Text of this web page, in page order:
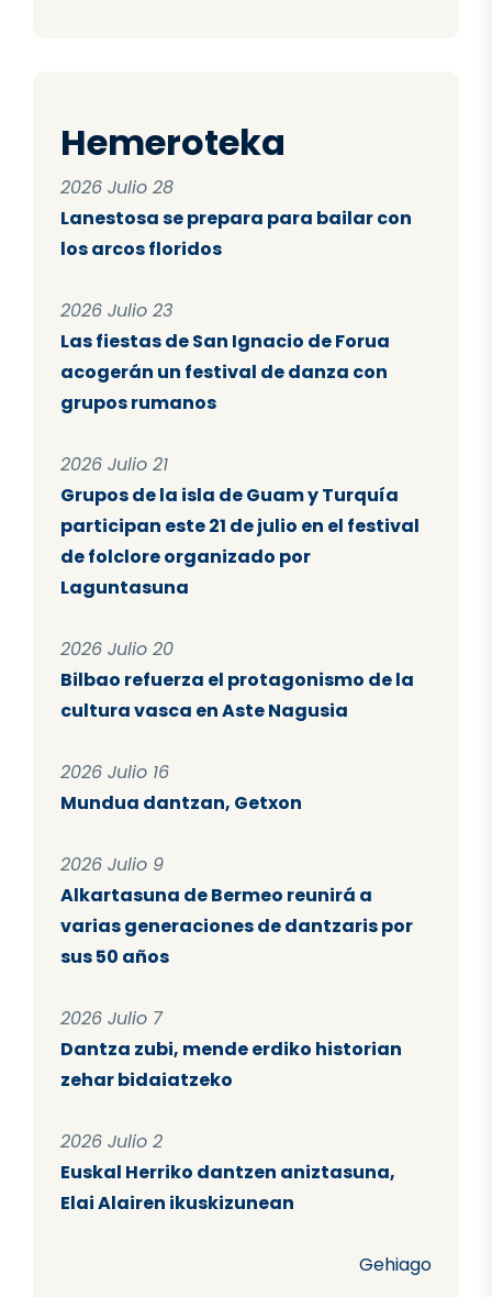
Hemeroteka
2026 Julio 28
Lanestosa se prepara para bailar con
los arcos floridos
2026 Julio 23
Las fiestas de San Ignacio de Forua
acogerán un festival de danza con
grupos rumanos
2026 Julio 21
Grupos de la isla de Guam y Turquía
participan este 21 de julio en el festival
de folclore organizado por
Laguntasuna
2026 Julio 20
Bilbao refuerza el protagonismo de la
cultura vasca en Aste Nagusia
2026 Julio 16
Mundua dantzan, Getxon
2026 Julio 9
Alkartasuna de Bermeo reunirá a
varias generaciones de dantzaris por
sus 50 años
2026 Julio 7
Dantza zubi, mende erdiko historian
zehar bidaiatzeko
2026 Julio 2
Euskal Herriko dantzen aniztasuna,
Elai Alairen ikuskizunean
Gehiago